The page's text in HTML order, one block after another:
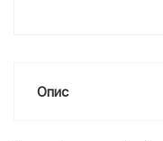
Опис